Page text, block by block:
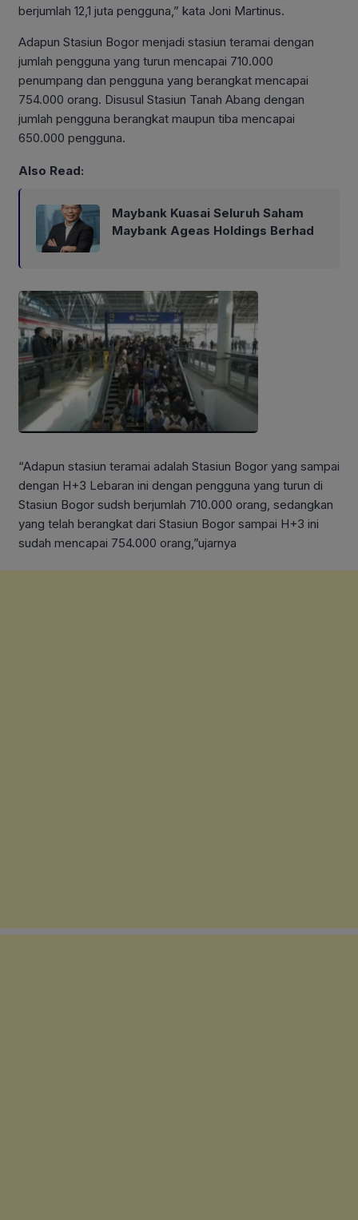
berjumlah 12,1 juta pengguna,” kata Joni Martinus.
Adapun Stasiun Bogor menjadi stasiun teramai dengan
jumlah pengguna yang turun mencapai 710.000
penumpang dan pengguna yang berangkat mencapai
754.000 orang. Disusul Stasiun Tanah Abang dengan
jumlah pengguna berangkat maupun tiba mencapai
650.000 pengguna.
Also Read:
Maybank Kuasai Seluruh Saham
Maybank Ageas Holdings Berhad
“Adapun stasiun teramai adalah Stasiun Bogor yang sampai
dengan H+3 Lebaran ini dengan pengguna yang turun di
Stasiun Bogor sudsh berjumlah 710.000 orang, sedangkan
yang telah berangkat dari Stasiun Bogor sampai H+3 ini
sudah mencapai 754.000 orang,”ujarnya